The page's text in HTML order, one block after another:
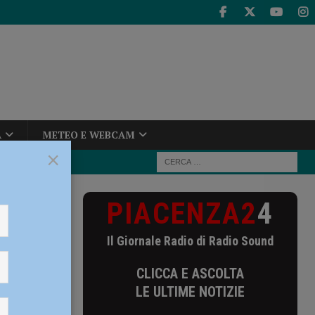
METEO E WEBCAM
Piacenza)
si
PIACENZA24
Il Giornale Radio di Radio Sound
CLICCA E ASCOLTA
LE ULTIME NOTIZIE
×